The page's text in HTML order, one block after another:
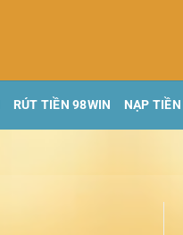
RÚT TIỀN 98WIN NẠP